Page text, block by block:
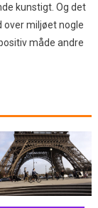
kunstigt. Og det
over miljøet nogle
måde andre